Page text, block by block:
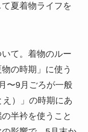
夏着物ライフを
て。着物のルー
の時期」に使う
〜9月ごろが一般
）」の時期にあ
半衿を使うこと